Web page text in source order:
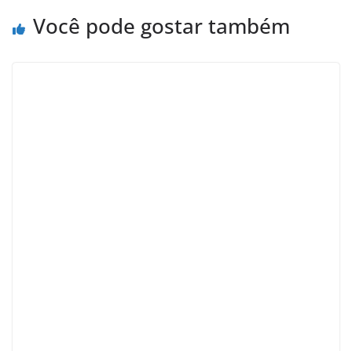
Você pode gostar também